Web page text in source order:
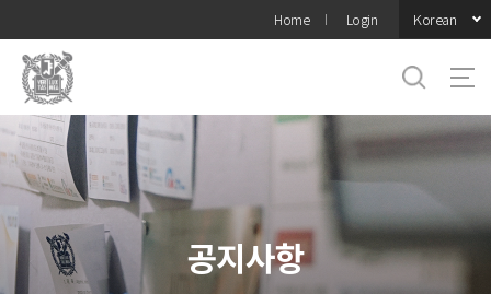
메뉴
Home Login Korean
공지사항